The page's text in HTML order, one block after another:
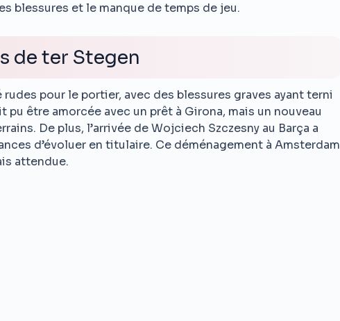
blessures et le manque de temps de jeu.
de ter Stegen
pour le portier, avec des blessures graves ayant terni
pu être amorcée avec un prêt à Girona, mais un nouveau
De plus, l’arrivée de Wojciech Szczesny au Barça a
d’évoluer en titulaire. Ce déménagement à Amsterdam
attendue.